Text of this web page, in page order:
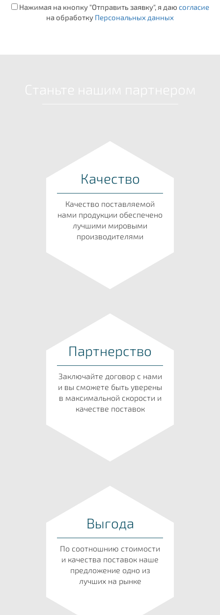
Нажимая на кнопку "Отправить заявку", я даю согласие
на обработку Персональных данных
Качество
Качество поставляемой
нами продукции обеспечено
лучшими мировыми
производителями
Партнерство
Заключайте договор с нами
и вы сможете быть уверены
в максимальной скорости и
качестве поставок
Выгода
По соотношнию стоимости
и качества поставок наше
предложение одно из
лучших на рынке